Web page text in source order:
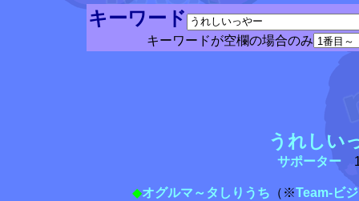
キーワード
キーワードが空欄の場合のみ
うれしい
サポーター
◆オグルマ～タしりうち （※Team-ビ